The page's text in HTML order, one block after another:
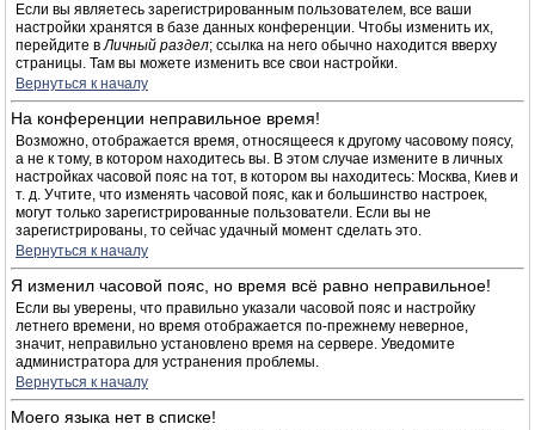
Если вы являетесь зарегистрированным пользователем, все ваши
настройки хранятся в базе данных конференции. Чтобы изменить их,
перейдите вЛичный раздел; ссылка на него обычно находится вверху
страницы. Там вы можете изменить все свои настройки.
Вернуться к началу
На конференции неправильное время!
Возможно, отображается время, относящееся к другому часовому поясу,
а не к тому, в котором находитесь вы. В этом случае измените в личных
настройках часовой пояс на тот, в котором вы находитесь: Москва, Киев и
т. д. Учтите, что изменять часовой пояс, как и большинство настроек,
могут только зарегистрированные пользователи. Если вы не
зарегистрированы, то сейчас удачный момент сделать это.
Вернуться к началу
Я изменил часовой пояс, но время всё равно неправильное!
Если вы уверены, что правильно указали часовой пояс и настройку
летнего времени, но время отображается по-прежнему неверное,
значит, неправильно установлено время на сервере. Уведомите
администратора для устранения проблемы.
Вернуться к началу
Моего языка нет в списке!